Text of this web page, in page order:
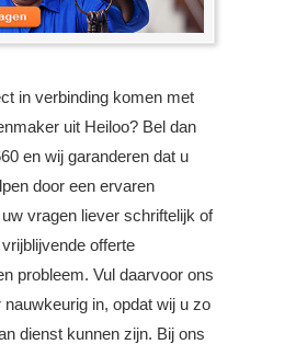
in verbinding komen met
uit Heiloo? Bel dan
en wij garanderen dat u
door een ervaren
vragen liever schriftelijk of
offerte
probleem. Vul daarvoor ons
in, opdat wij u zo
dienst kunnen zijn. Bij ons